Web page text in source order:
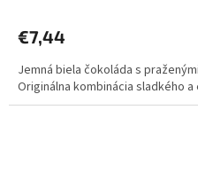
€7,44
Jemná biela čokoláda s
Originálna kombinácia sladkého